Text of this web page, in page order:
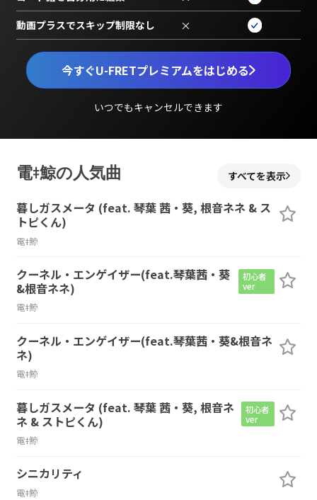
今すぐU-FRETプレミアムをはじめる
いつでもキャンセルできます
動画プラスでスキップ制限なし ×
電ǂ鯨の人気曲 すべてを表示
暮しガスメータ (feat. 琴葉 茜・葵, 根音ネネ & ス
トピくん)
電ǂ鯨
クーネル・エンゲイザー(feat.琴葉茜・葵
&根音ネネ)
初心者
ver
電ǂ鯨
クーネル・エンゲイザー(feat.琴葉茜・葵&根音ネ
ネ)
電ǂ鯨
暮しガスメータ (feat. 琴葉 茜・葵, 根音ネ
ネ & ストピくん)
初心者
ver
電ǂ鯨
シニカリティ
電ǂ鯨